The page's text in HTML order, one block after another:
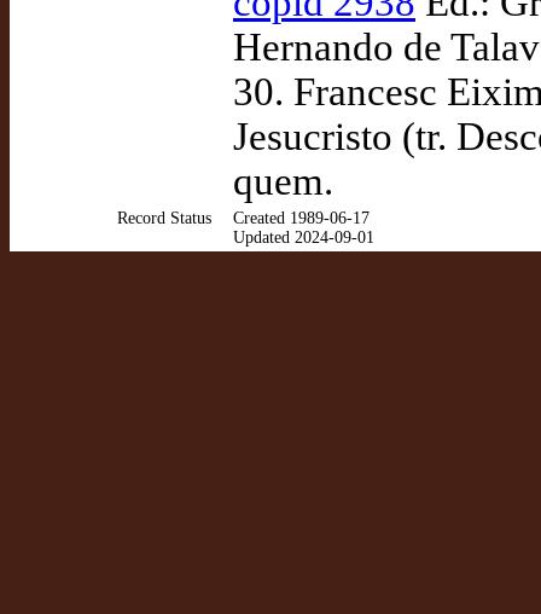
Hernando de
30. Francesc
Jesucristo (tr.
quem.
Record Status
Created 1989-06-17
Updated 2024-09-01